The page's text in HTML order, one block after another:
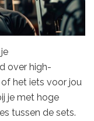
over high-
het iets voor jou
je met hoge
tussen de sets.